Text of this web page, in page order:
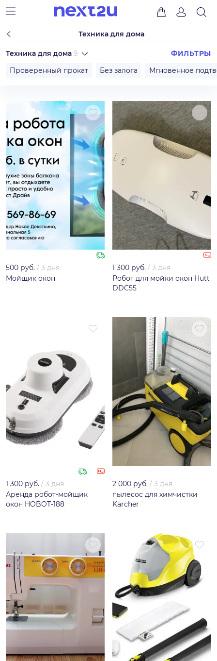
Техника для дома
Техника для дома 9
ФИЛЬТРЫ
Проверенный прокат
Без залога Мгновенное
500 руб. / 3 дня
Мойщик окон
1 300 руб. / 3 дня
Робот для мойки окон Hutt
DDC55
1 300 руб. / 3 дня
Аренда робот-мойщик
окон HOBOT-188
2 000 руб. / 3 дня
пылесос для химчистки
Karcher